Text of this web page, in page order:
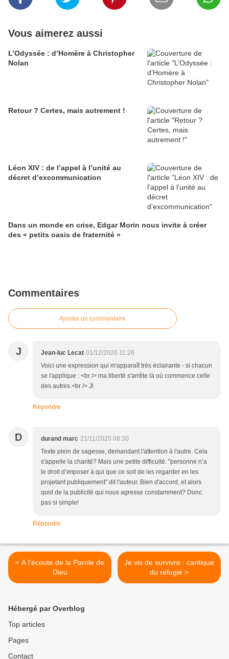
Vous aimerez aussi
L’Odyssée : d’Homère à Christopher
Nolan
Retour ? Certes, mais autrement !
Léon XIV : de l’appel à l’unité au
décret d’excommunication
Dans un monde en crise, Edgar Morin nous invite à créer
des « petits oasis de fraternité »
Commentaires
Ajouter un commentaire
J Jean-luc Lecat 01/12/2020 11:26
Voici une expression qui m'apparaît très éclairante - si chacun
se l'applique : <br /> ma liberté s'arrête là où commence celle
des autres.<br /> Jl
Répondre
D durand marc 21/11/2020 08:30
Texte plein de sagesse, demandant l'attention à l'autre. Cela
s'appelle la charité? Mais une petite difficulté: "personne n’a
le droit d’imposer à qui que ce soit de les regarder en les
projetant publiquement" dit l'auteur. Bien d'accord, et alors
quid de la publicité qui nous agresse constamment? Donc
pas si simple!
Répondre
< A l'écoute de la Parole de
Dieu
Je vis de survivre : cantique
du réfugié >
Hébergé par Overblog
Top articles
Pages
Contact